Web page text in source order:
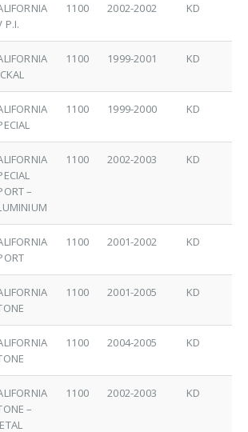
P.I.
1100 2002-2002 KD
1100 1999-2001 KD
1100 1999-2000 KD
–
1100 2002-2003 KD
1100 2001-2002 KD
1100 2001-2005 KD
1100 2004-2005 KD
–
1100 2002-2003 KD